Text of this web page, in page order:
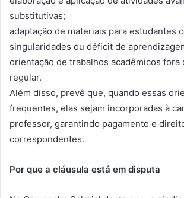
substitutivas;
adaptação de materiais para estudantes
singularidades ou déficit de
orientação de trabalhos acadêmicos fora
regular.
Além disso, prevê que, quando essas
frequentes, elas sejam incorporadas à
professor, garantindo pagamento e
correspondentes.
Por que a cláusula está em disputa